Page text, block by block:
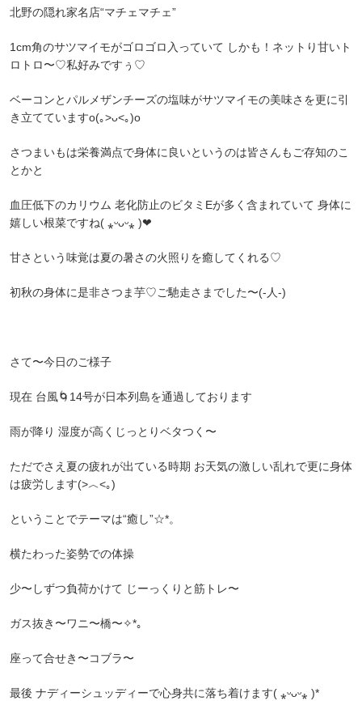
北野の隠れ家名店“マチェマチェ”
1cm角のサツマイモがゴロゴロ入っていて しかも！ネットり甘いト
ロトロ〜♡私好みですぅ♡
ベーコンとパルメザンチーズの塩味がサツマイモの美味さを更に引
き立てていますo(｡>ᴗ<｡)o︎
さつまいもは栄養満点で身体に良いというのは皆さんもご存知のこ
とかと
血圧低下のカリウム 老化防止のビタミEが多く含まれていて 身体に
嬉しい根菜ですね( ⁎ᵕᴗᵕ⁎ )❤︎
甘さという味覚は夏の暑さの火照りを癒してくれる♡
初秋の身体に是非さつま芋♡ご馳走さまでした〜(-人-)
さて〜今日のご様子
現在 台風🌀14号が日本列島を通過しております
雨が降り 湿度が高くじっとりベタつく〜
ただでさえ夏の疲れが出ている時期 お天気の激しい乱れで更に身体
は疲労します(>︿<｡)
ということでテーマは“癒し”☆*。
横たわった姿勢での体操
少〜しずつ負荷かけて じーっくりと筋トレ〜
ガス抜き〜ワニ〜橋〜✧*｡
座って合せき〜コブラ〜
最後 ナディーシュッディーで心身共に落ち着けます( ⁎ᵕᴗᵕ⁎ )*